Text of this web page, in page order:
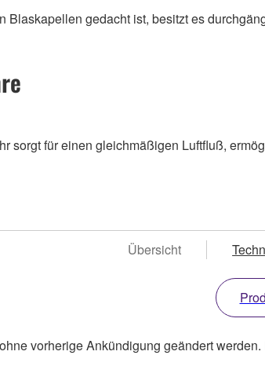
Blaskapellen gedacht ist, besitzt es
sorgt für einen gleichmäßigen Luftfluß,
Übersicht
vorherige Ankündigung geändert